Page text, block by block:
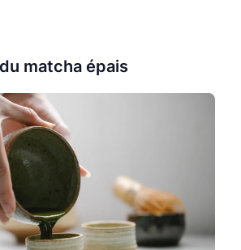
matcha épais